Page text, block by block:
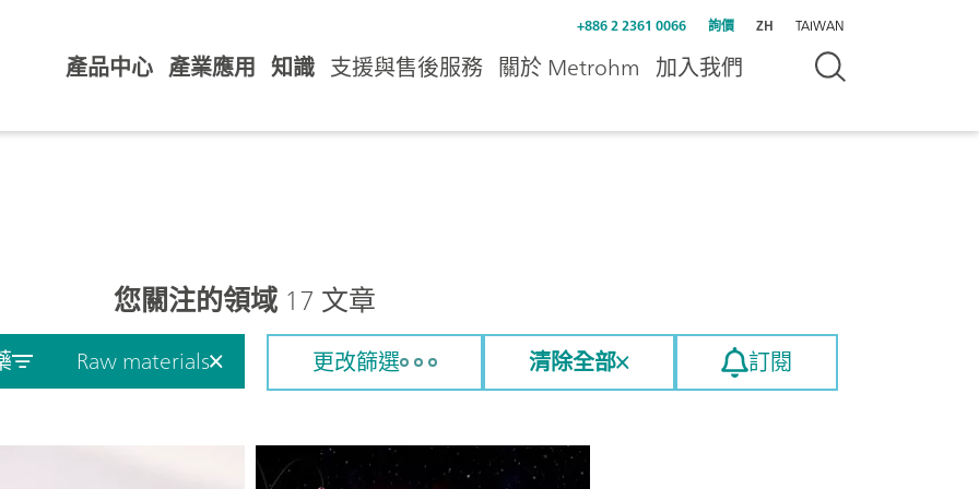
+886 2 2361 0066 詢價 ZH TAIWAN
產品中心 產業應用 知識 支援與售後服務 關於 Metrohm 加入我們
您關注的領域 17 文章
Raw materials 更改篩選 清除全部 訂閱